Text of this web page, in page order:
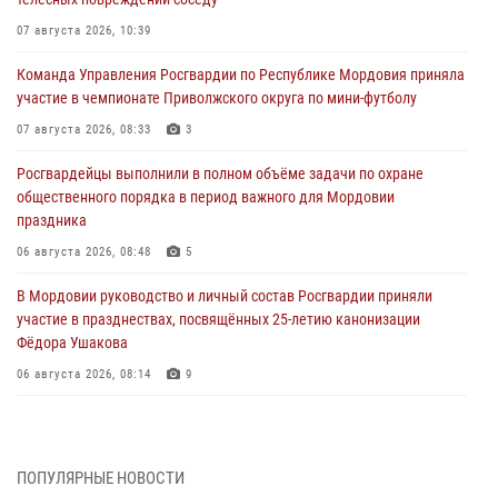
07 августа 2026, 10:39
Команда Управления Росгвардии по Республике Мордовия приняла
участие в чемпионате Приволжского округа по мини-футболу
07 августа 2026, 08:33 3
Росгвардейцы выполнили в полном объёме задачи по охране
общественного порядка в период важного для Мордовии
праздника
06 августа 2026, 08:48 5
В Мордовии руководство и личный состав Росгвардии приняли
участие в празднествах, посвящённых 25-летию канонизации
Фёдора Ушакова
06 августа 2026, 08:14 9
06 августа 2026, 07:03
ПОПУЛЯРНЫЕ НОВОСТИ